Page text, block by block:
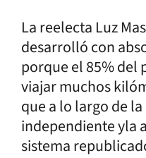
La reelecta Luz
desarrolló con
porque el 85% del
viajar muchos
que a lo largo de
independiente yla
sistema